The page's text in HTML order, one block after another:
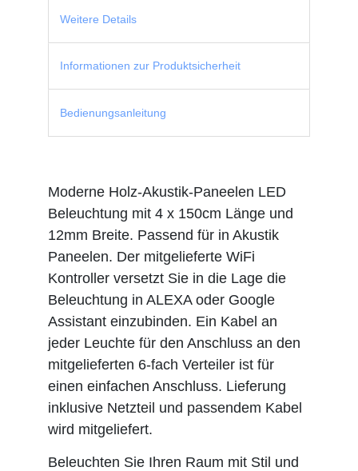
Weitere Details
Informationen zur Produktsicherheit
Bedienungsanleitung
Moderne Holz-Akustik-Paneelen LED
Beleuchtung mit 4 x 150cm Länge und
12mm Breite. Passend für in Akustik
Paneelen. Der mitgelieferte WiFi
Kontroller versetzt Sie in die Lage die
Beleuchtung in ALEXA oder Google
Assistant einzubinden. Ein Kabel an
jeder Leuchte für den Anschluss an den
mitgelieferten 6-fach Verteiler ist für
einen einfachen Anschluss. Lieferung
inklusive Netzteil und passendem Kabel
wird mitgeliefert.
Beleuchten Sie Ihren Raum mit Stil und